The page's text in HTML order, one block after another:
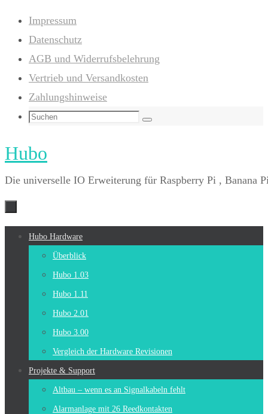
Zum
Inhalt
springen
Impressum
Datenschutz
AGB und Widerrufsbelehrung
Vertrieb und Versandkosten
Zahlungshinweise
Suchen
Suchen
Hubo
Die universelle IO Erweiterung für Raspberry Pi , Banana
Zum
Hubo Hardware
Überblick
Hubo 1.03
Hubo 1.11
Hubo 2.01
Hubo 3.00
Vergleich der Hardware Revisionen
Projekte & Support
Altbau – wenn es an Signalkabeln fehlt
Alarmanlage mit 26 Reedkontakten